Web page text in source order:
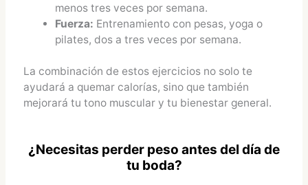
menos tres veces por semana.
Fuerza: Entrenamiento con pesas, yoga o
pilates, dos a tres veces por semana.
La combinación de estos ejercicios no solo te
ayudará a quemar calorías, sino que también
mejorará tu tono muscular y tu bienestar general.
¿Necesitas perder peso antes del día de
tu boda?